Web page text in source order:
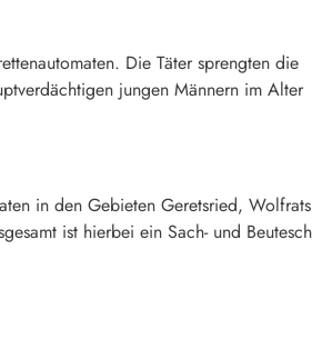
Die Täter sprengten die
jungen Männern im Alter
in den Gebieten Geretsried,
ist hierbei ein Sach- und